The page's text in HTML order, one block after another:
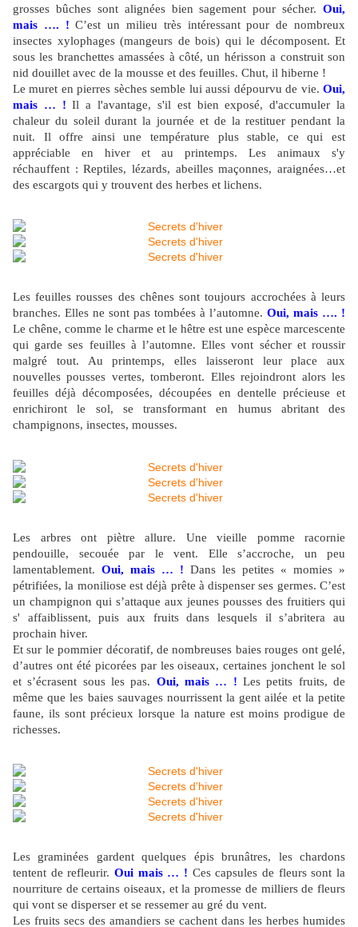
grosses bûches sont alignées bien sagement pour sécher. Oui,
mais …. ! C’est un milieu très intéressant pour de nombreux
insectes xylophages (mangeurs de bois) qui le décomposent. Et
sous les branchettes amassées à côté, un hérisson a construit son
nid douillet avec de la mousse et des feuilles. Chut, il hiberne !
Le muret en pierres sèches semble lui aussi dépourvu de vie. Oui,
mais … ! Il a l'avantage, s'il est bien exposé,d'accumuler la
chaleur du soleil durant la journée et de la restituer pendant la
nuit. Il offre ainsi une température plus stable, ce qui est
appréciable en hiver et au printemps. Les animaux s'y
réchauffent : Reptiles, lézards, abeilles maçonnes, araignées…et
des escargots qui y trouvent des herbes et lichens.
Les feuilles rousses des chênes sont toujours accrochées à leurs
branches. Elles ne sont pas tombées à l’automne. Oui, mais …. !
Le chêne, comme le charme et le hêtre est une espèce marcescente
qui garde ses feuilles à l’automne. Elles vont sécher et roussir
malgré tout. Au printemps, elles laisseront leur place aux
nouvelles pousses vertes, tomberont. Elles rejoindront alors les
feuilles déjà décomposées, découpées en dentelle précieuse et
enrichiront le sol, se transformant en humus abritant des
champignons, insectes, mousses.
Les arbres ont piètre allure. Une vieille pomme racornie
pendouille, secouée par le vent. Elle s’accroche, un peu
lamentablement. Oui, mais … ! Dans les petites « momies »
pétrifiées, la moniliose est déjà prête à dispenser ses germes. C’est
un champignon qui s’attaque aux jeunes pousses des fruitiers qui
s' affaiblissent, puis aux fruits dans lesquels il s’abritera au
prochain hiver.
Et sur le pommier décoratif, de nombreuses baies rouges ont gelé,
d’autres ont été picorées par les oiseaux, certaines jonchent le sol
et s’écrasent sous les pas. Oui, mais … ! Les petits fruits, de
même que les baies sauvages nourrissent la gent ailée et la petite
faune, ils sont précieux lorsque la nature est moins prodigue de
richesses.
Les graminées gardent quelques épis brunâtres, les chardons
tentent de refleurir. Oui mais … ! Ces capsules de fleurs sont la
nourriture de certains oiseaux, et la promesse de milliers de fleurs
qui vont se disperser et se ressemer au gré du vent.
Les fruits secs des amandiers se cachent dans les herbes humides